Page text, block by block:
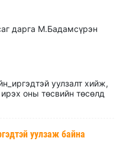
дарга М.Бадамсүрэн
уулзалт хийж,
оны төсвийн төсөлд
уулзаж байна